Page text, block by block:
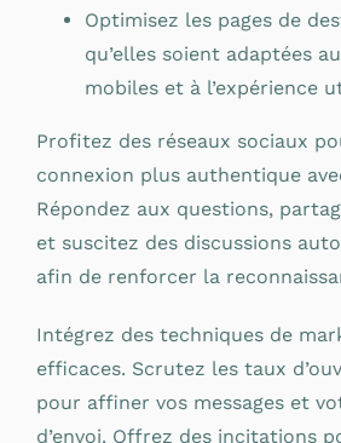
Optimisez les pages de
qu’elles soient adaptées
mobiles et à l’expérience
Profitez des réseaux sociaux
connexion plus authentique
Répondez aux questions,
et suscitez des discussions
afin de renforcer la
Intégrez des techniques de
efficaces. Scrutez les taux
pour affiner vos messages et
d’envoi. Offrez des incitations